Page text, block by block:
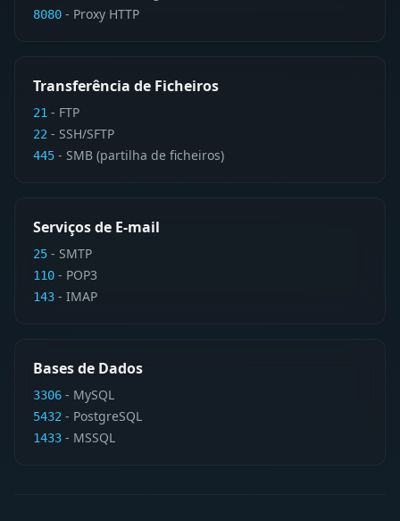
8080 - Proxy HTTP
Transferência de Ficheiros
21 - FTP
22 - SSH/SFTP
445 - SMB (partilha de ficheiros)
Serviços de E-mail
25 - SMTP
110 - POP3
143 - IMAP
Bases de Dados
3306 - MySQL
5432 - PostgreSQL
1433 - MSSQL